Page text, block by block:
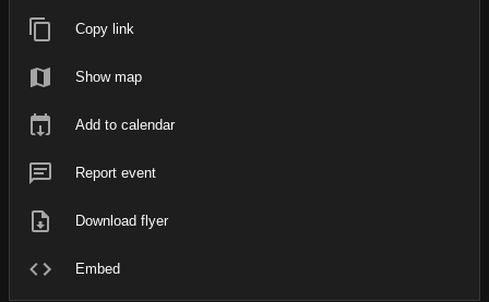
Copy link
Show map
Add to calendar
Report event
Download flyer
Embed